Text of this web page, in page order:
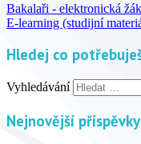
Bakalaři - elektronická
E-learning (studijní
Hledej co
Vyhledávání
Nejnovější příspěvky